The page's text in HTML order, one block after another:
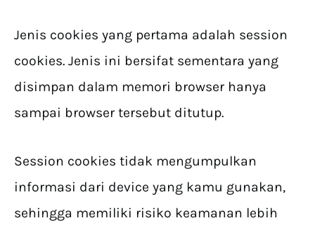
Jenis cookies yang pertama adalah session
cookies. Jenis ini bersifat sementara yang
disimpan dalam memori browser hanya
sampai browser tersebut ditutup.
Session cookies tidak mengumpulkan
informasi dari device yang kamu gunakan,
sehingga memiliki risiko keamanan lebih